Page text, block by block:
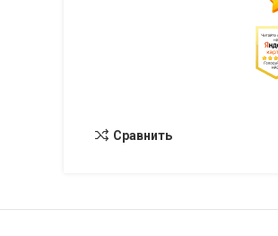
Сравнить